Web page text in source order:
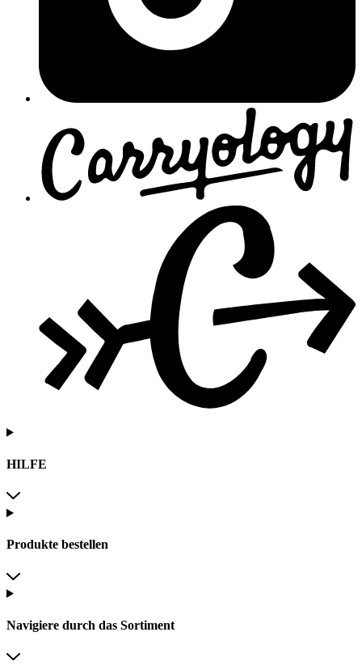
HILFE
Produkte bestellen
Navigiere durch das Sortiment